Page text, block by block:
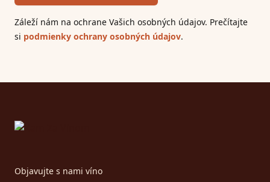
Záleží nám na ochrane Vašich osobných údajov. Prečítajte
si podmienky ochrany osobných údajov.
Objavujte s nami víno